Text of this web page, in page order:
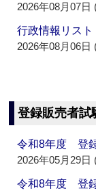
2026年08月07日
行政情報リス
2026年08月06日
登録販売者試
令和8年度 登
2026年05月29日
令和8年度 登